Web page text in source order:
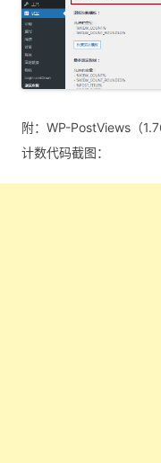
附：WP-PostViews（
计数代码截图：